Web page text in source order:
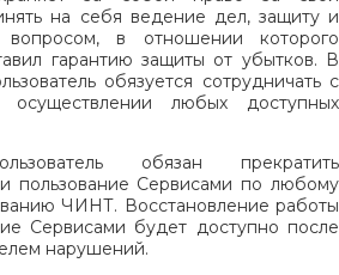
на себя ведение дел, защиту и
в отношении которого
гарантию защиты от убытков. В
обязуется сотрудничать с
любых доступных
обязан прекратить
пользование Сервисами по любому
ЧИНТ. Восстановление работы
Сервисами будет доступно после
нарушений.